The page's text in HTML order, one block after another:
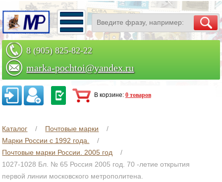
8 (905) 825-82-22
marka-pochtoi@yandex.ru
Заказать по телефону
В корзине: 0 товаров
Каталог
Почтовые марки
Марки России с 1992 года.
Почтовые марки России. 2005 год
1027-1028 Бл. № 65 Россия 2005 год. 70 -летие открытия
первой линии московского метрополитена.